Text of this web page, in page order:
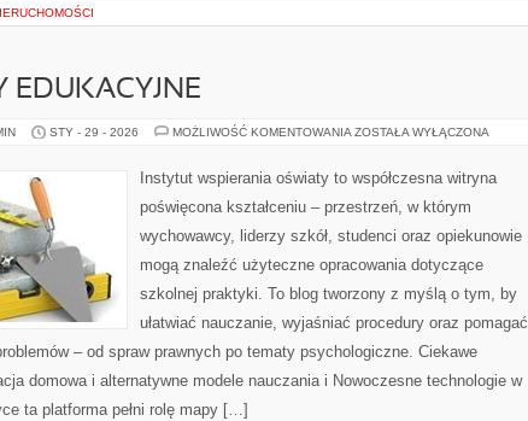
EDUKACYJNE
STY - 29 - 2026 MOŻLIWOŚĆ KOMENTOWANIA REFORMY
ZOSTAŁA WYŁĄCZONA
Instytut wspierania oświaty to współczesna witryna
poświęcona kształceniu – przestrzeń, w którym
wychowawcy, liderzy szkół, studenci oraz opiekunowie
mogą znaleźć użyteczne opracowania dotyczące
szkolnej praktyki. To blog tworzony z myślą o tym, by
ułatwiać nauczanie, wyjaśniać procedury oraz pomagać
– od spraw prawnych po tematy psychologiczne. Ciekawe
domowa i alternatywne modele nauczania i Nowoczesne technologie w
ta platforma pełni rolę mapy […]